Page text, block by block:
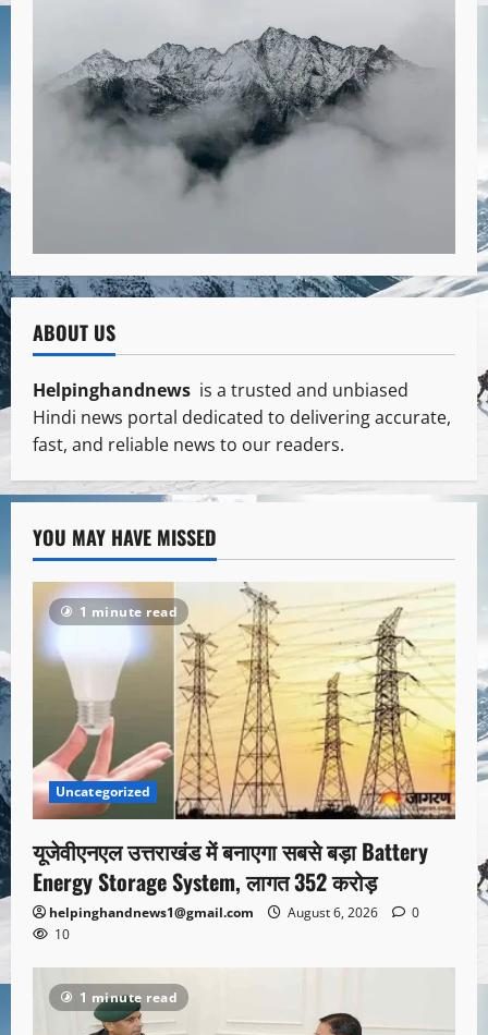
ABOUT US
Helpinghandnews is a trusted and unbiased
Hindi news portal dedicated to delivering accurate,
fast, and reliable news to our readers.
YOU MAY HAVE MISSED
1 minute read
Uncategorized
यूजेवीएनएल उत्तराखंड में बनाएगा सबसे बड़ा Battery
Energy Storage System, लागत 352 करोड़
helpinghandnews1@gmail.com August 6, 2026
0
10
1 minute read